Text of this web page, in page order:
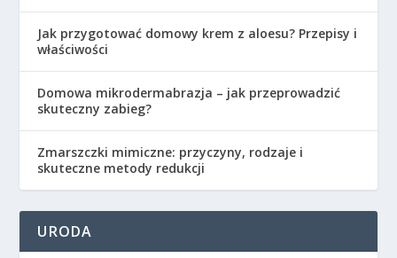
Jak przygotować domowy krem z aloesu? Przepisy i
właściwości
Domowa mikrodermabrazja – jak przeprowadzić
skuteczny zabieg?
Zmarszczki mimiczne: przyczyny, rodzaje i
skuteczne metody redukcji
URODA